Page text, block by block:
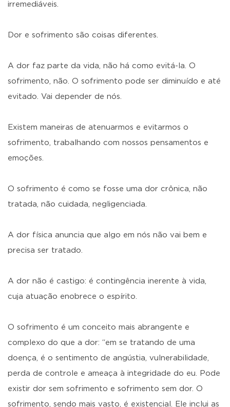
irremediáveis.
Dor e sofrimento são coisas diferentes.
A dor faz parte da vida, não há como evitá-la. O
sofrimento, não. O sofrimento pode ser diminuído e até
evitado. Vai depender de nós.
Existem maneiras de atenuarmos e evitarmos o
sofrimento, trabalhando com nossos pensamentos e
emoções.
O sofrimento é como se fosse uma dor crônica, não
tratada, não cuidada, negligenciada.
A dor física anuncia que algo em nós não vai bem e
precisa ser tratado.
A dor não é castigo: é contingência inerente à vida,
cuja atuação enobrece o espírito.
O sofrimento é um conceito mais abrangente e
complexo do que a dor: “em se tratando de uma
doença, é o sentimento de angústia, vulnerabilidade,
perda de controle e ameaça à integridade do eu. Pode
existir dor sem sofrimento e sofrimento sem dor. O
sofrimento, sendo mais vasto, é existencial. Ele inclui as